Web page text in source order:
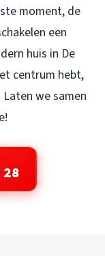
moment, de
een
huis in De
centrum hebt,
we samen
28